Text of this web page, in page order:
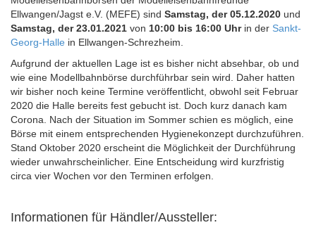
Ellwangen/Jagst e.V. (MEFE) sind Samstag, der 05.12.2020 und
Samstag, der 23.01.2021 von 10:00 bis 16:00 Uhr in der Sankt-
Georg-Halle in Ellwangen-Schrezheim.
Aufgrund der aktuellen Lage ist es bisher nicht absehbar, ob und
wie eine Modellbahnbörse durchführbar sein wird. Daher hatten
wir bisher noch keine Termine veröffentlicht, obwohl seit Februar
2020 die Halle bereits fest gebucht ist. Doch kurz danach kam
Corona. Nach der Situation im Sommer schien es möglich, eine
Börse mit einem entsprechenden Hygienekonzept durchzuführen.
Stand Oktober 2020 erscheint die Möglichkeit der Durchführung
wieder unwahrscheinlicher. Eine Entscheidung wird kurzfristig
circa vier Wochen vor den Terminen erfolgen.
Informationen für Händler/Aussteller: